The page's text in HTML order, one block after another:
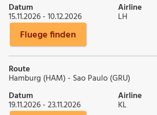
Datum
15.11.2026 - 10.12.2026
Airline
LH
Fluege finden
Route
Hamburg (HAM) - Sao Paulo (GRU)
Datum
19.11.2026 - 23.11.2026
Airline
KL